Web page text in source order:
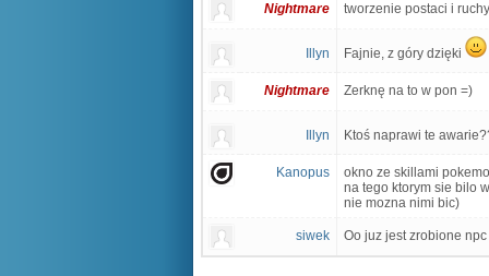
Nightmare tworzenie postaci i
Illyn Fajnie, z góry dzięki
Nightmare Zerknę na to w pon =)
Illyn Ktoś naprawi te
Kanopus
okno ze skillami
na tego ktorym sie bilo
nie mozna nimi bic)
siwek Oo juz jest zrobione